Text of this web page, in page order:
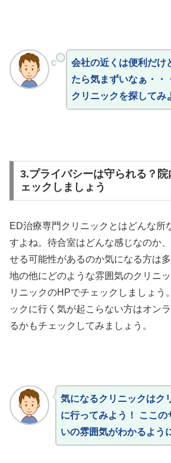
会社の近くは便利だけ
たら気まずいなぁ・・
クリニックを探してみ
3.プライバシーは守られる？
ェックしましょう
ED治療専門クリニックとはどんな所
すよね。待合室はどんな感じなのか
せる可能性があるのか気になる方は
地の他にどのような雰囲気のクリニ
リニックのHPでチェックしましょう
ックに行く気が起こらない方はオン
るかもチェックしてみましょう。
気になるクリニックはク
に行ってみよう！ ここの
いの雰囲気がわかるよう